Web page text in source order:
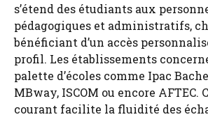
s’étend des étudiants aux
pédagogiques et administratifs,
bénéficiant d’un accès
profil. Les établissements
palette d’écoles comme Ipac
MBway, ISCOM ou encore AFTEC.
courant facilite la fluidité des